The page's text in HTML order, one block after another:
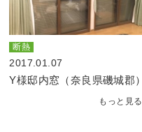
断熱
2017.01.07
Y様邸内窓（奈良県磯城郡）
もっと見る